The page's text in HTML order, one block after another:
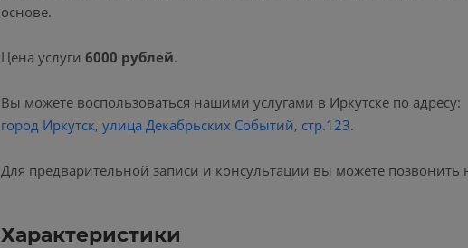
основе.
Цена услуги 6000 рублей.
Вы можете воспользоваться нашими услугами в Иркутске по адресу:
город Иркутск, улица Декабрьских Событий, стр.123.
Для предварительной записи и консультации вы можете
Характеристики